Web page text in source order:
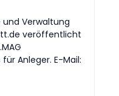
und Verwaltung
veröffentlicht
Anleger. E-Mail: